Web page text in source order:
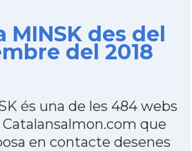
MINSK des del
del 2018
és una de les 484 webs
que
en contacte desenes